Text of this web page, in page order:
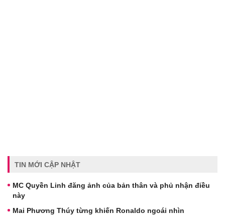
TIN MỚI CẬP NHẬT
MC Quyền Linh đăng ảnh của bản thân và phủ nhận điều
này
Mai Phương Thúy từng khiến Ronaldo ngoái nhìn